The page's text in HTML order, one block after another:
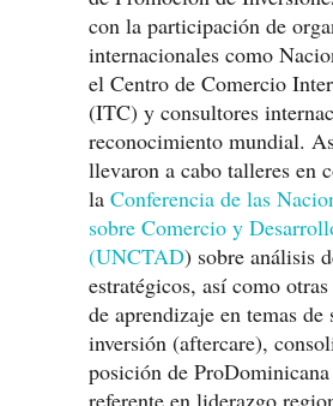
con la participación de
internacionales como
el Centro de Comercio
(ITC) y consultores
reconocimiento mundial.
llevaron a cabo talleres en
la Conferencia de las
sobre Comercio y
(UNCTAD) sobre análisis
estratégicos, así como
de aprendizaje en temas
inversión (aftercare),
posición de
referente en liderazgo